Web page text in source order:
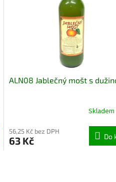
ALN08 Jablečný mošt s
Skladem
56,25 Kč bez DPH
63 Kč Do